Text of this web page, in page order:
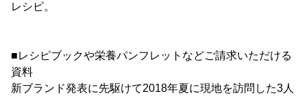
レシピ。
■レシピブックや栄養パンフレットなどご請求いただける
資料
新ブランド発表に先駆けて2018年夏に現地を訪問した3人